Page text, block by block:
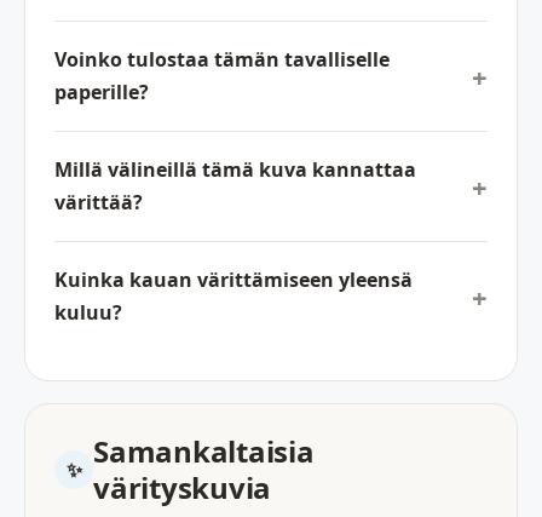
Voinko tulostaa tämän tavalliselle
paperille?
Millä välineillä tämä kuva kannattaa
värittää?
Kuinka kauan värittämiseen yleensä
kuluu?
Samankaltaisia
värityskuvia